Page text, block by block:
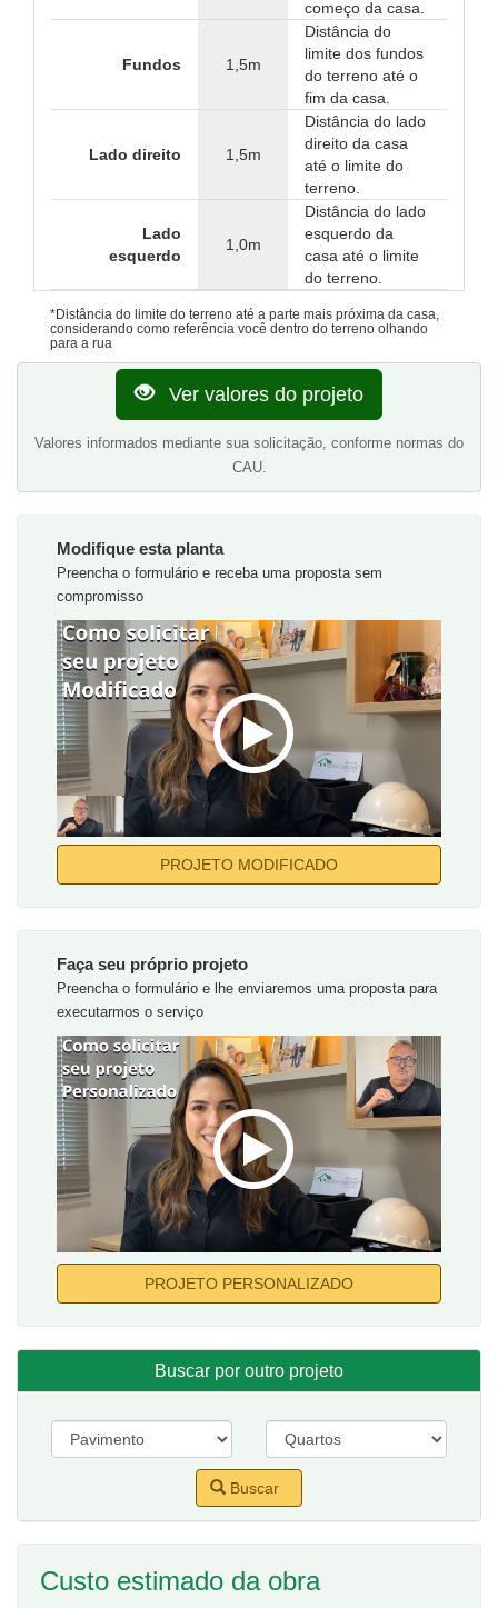
começo da casa.
Fundos 1,5m
Distância do
limite dos fundos
do terreno até o
fim da casa.
Lado direito 1,5m
Distância do lado
direito da casa
até o limite do
terreno.
Lado
esquerdo
1,0m
Distância do lado
esquerdo da
casa até o limite
do terreno.
*Distância do limite do terreno até a parte mais próxima da casa,
considerando como referência você dentro do terreno olhando
para a rua
Ver valores do projeto
Valores informados mediante sua solicitação, conforme normas do
CAU.
Modifique esta planta
Preencha o formulário e receba uma proposta sem
compromisso
PROJETO MODIFICADO
Faça seu próprio projeto
Preencha o formulário e lhe enviaremos uma proposta para
executarmos o serviço
PROJETO PERSONALIZADO
Buscar por outro projeto
Buscar
Custo estimado da obra